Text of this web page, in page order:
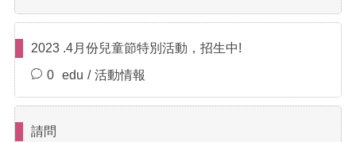
APP下載
2023 .4月份兒童節特別活動，招生中!
0
edu 活動情報
請問